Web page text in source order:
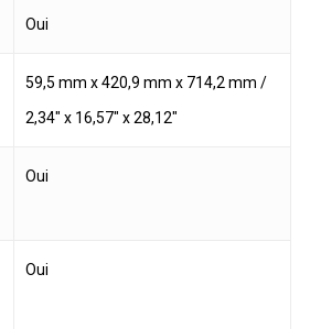
Oui
59,5 mm x 420,9 mm x 714,2 mm /
2,34″ x 16,57″ x 28,12″
Oui
Oui